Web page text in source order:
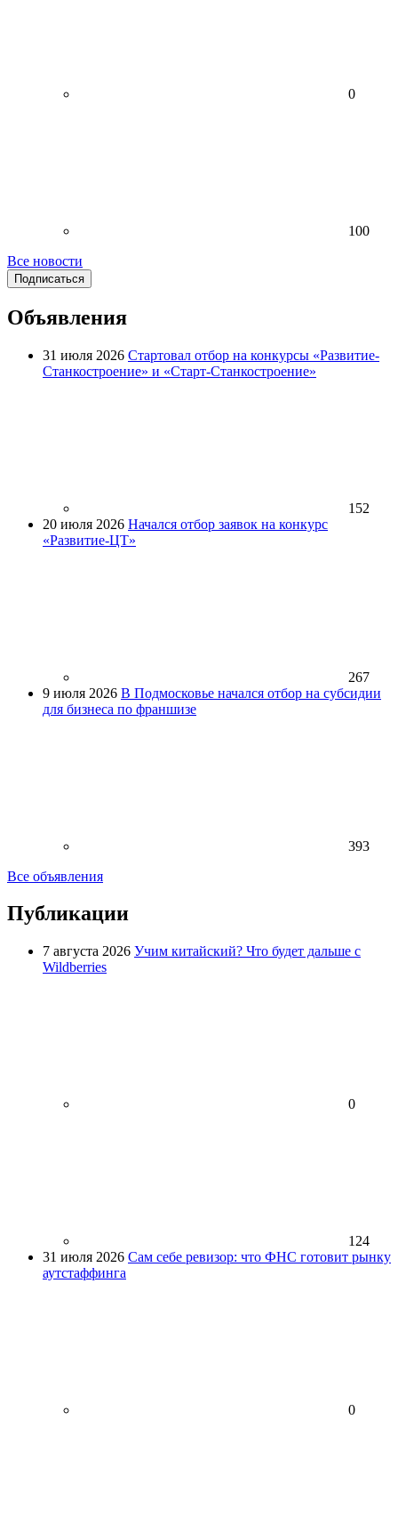
0
100
Все новости
Подписаться
Объявления
31 июля 2026 Стартовал отбор на конкурсы «Развитие-
Станкостроение» и «Старт-Станкостроение»
152
20 июля 2026 Начался отбор заявок на конкурс
«Развитие-ЦТ»
267
9 июля 2026 В Подмосковье начался отбор на субсидии
для бизнеса по франшизе
393
Все объявления
Публикации
7 августа 2026 Учим китайский? Что будет дальше с
Wildberries
0
124
31 июля 2026 Сам себе ревизор: что ФНС готовит рынку
аутстаффинга
0